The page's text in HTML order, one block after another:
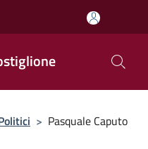
> Pasquale Caputo